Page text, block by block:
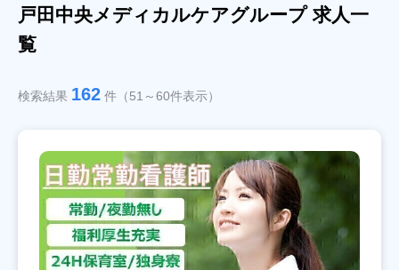
戸田中央メディカルケアグループ 求人一
覧
検索結果 162 件（51～60件表示）